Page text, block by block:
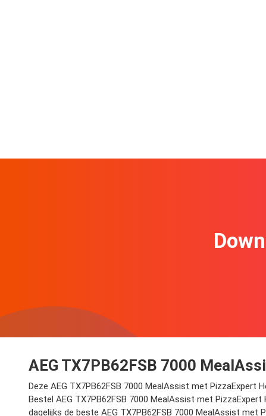
AEG TX7PB62FSB 7000
Deze AEG TX7PB62FSB 7000 MealAssist met PizzaExpert
Bestel AEG TX7PB62FSB 7000 MealAssist met
dagelijks de beste AEG TX7PB62FSB 7000 MealAssist